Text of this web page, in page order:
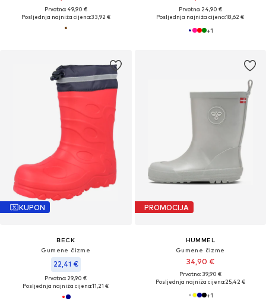
Prvotno: 49,90 €
Posljednja najniža cijena:33,92 €
Prvotno: 24,90 €
Posljednja najniža cijena:18,62 €
+1
KUPON
BECK
Gumene čizme
22,41 €
Prvotno: 29,90 €
Posljednja najniža cijena:11,21 €
PROMOCIJA
HUMMEL
Gumene čizme
34,90 €
Prvotno: 39,90 €
Posljednja najniža cijena:25,42 €
+1